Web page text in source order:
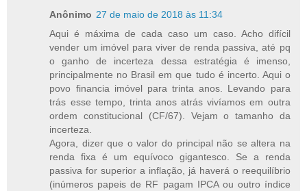
Anônimo 27 de maio de 2018 às 11:34
Aqui é máxima de cada caso um caso. Acho difícil
vender um imóvel para viver de renda passiva, até pq
o ganho de incerteza dessa estratégia é imenso,
principalmente no Brasil em que tudo é incerto. Aqui o
povo financia imóvel para trinta anos. Levando para
trás esse tempo, trinta anos atrás vivíamos em outra
ordem constitucional (CF/67). Vejam o tamanho da
incerteza.
Agora, dizer que o valor do principal não se altera na
renda fixa é um equívoco gigantesco. Se a renda
passiva for superior a inflação, já haverá o reequilíbrio
(inúmeros papeis de RF pagam IPCA ou outro índice